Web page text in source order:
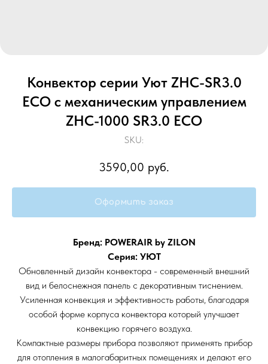
Конвектор серии Уют ZHC-SR3.0
ECO с механическим управлением
ZHC-1000 SR3.0 ECO
SKU:
3590,00 руб.
Оформить заказ
Бренд: POWERAIR by ZILON
Серия: УЮТ
Обновленный дизайн конвектора - современный внешний
вид и белоснежная панель с декоративным тиснением.
Усиленная конвекция и эффективность работы, благодаря
особой форме корпуса конвектора который улучшает
конвекцию горячего воздуха.
Компактные размеры прибора позволяют применять прибор
для отопления в малогабаритных помещениях и делают его